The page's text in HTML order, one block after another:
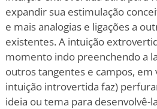
expandir sua estimulação
e mais analogias e ligações a
existentes. A intuição
momento indo preenchendo a
outros tangentes e campos, em
intuição introvertida faz)
ideia ou tema para desenvolvê-